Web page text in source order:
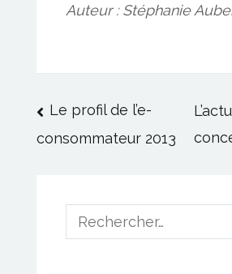
Auteur : Stéphanie
Navigation
de
Le profil de l’e-
consommateur 2013
Rechercher :